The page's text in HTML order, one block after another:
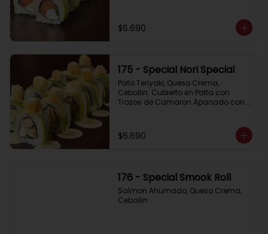
$6.690
175 - Special Nori Special
Pollo Teriyaki, Queso Crema,
Cebollin. Cubierto en Palta con
Trozos de Camaron Apanado con
$6.690
176 - Special Smook Roll
Salmon Ahumado, Queso Crema,
Cebollin